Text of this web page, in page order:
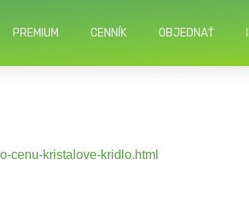
PREMIUM CENNÍK OBJEDNAŤ
cenu-kristalove-kridlo.html